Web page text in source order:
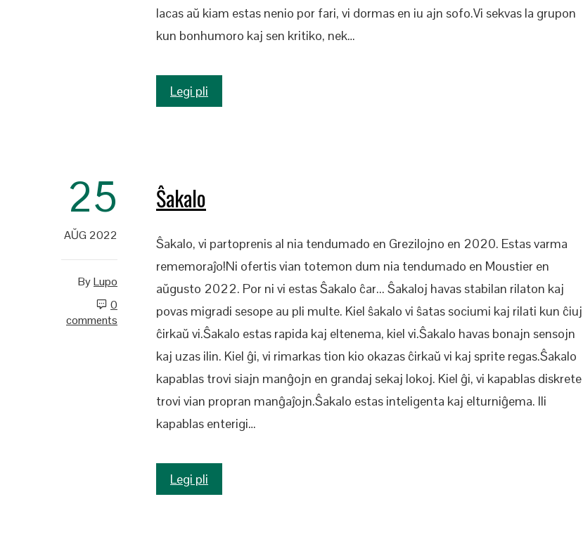
lacas aŭ kiam estas nenio por fari, vi dormas en iu ajn sofo.Vi sekvas la grupon
kun bonhumoro kaj sen kritiko, nek…
Legi pli
25
AŬG 2022
ByLupo
0
comments
Ŝakalo
Ŝakalo, vi partoprenis al nia tendumado en Grezilojno en 2020. Estas varma
rememoraĵo!Ni ofertis vian totemon dum nia tendumado en Moustier en
aŭgusto 2022. Por ni vi estas Ŝakalo ĉar... Ŝakaloj havas stabilan rilaton kaj
povas migradi sesope au pli multe. Kiel ŝakalo vi ŝatas sociumi kaj rilati kun ĉiuj
ĉirkaŭ vi.Ŝakalo estas rapida kaj eltenema, kiel vi.Ŝakalo havas bonajn sensojn
kaj uzas ilin. Kiel ĝi, vi rimarkas tion kio okazas ĉirkaŭ vi kaj sprite regas.Ŝakalo
kapablas trovi siajn manĝojn en grandaj sekaj lokoj. Kiel ĝi, vi kapablas diskrete
trovi vian propran manĝaĵojn.Ŝakalo estas inteligenta kaj elturniĝema. Ili
kapablas enterigi…
Legi pli